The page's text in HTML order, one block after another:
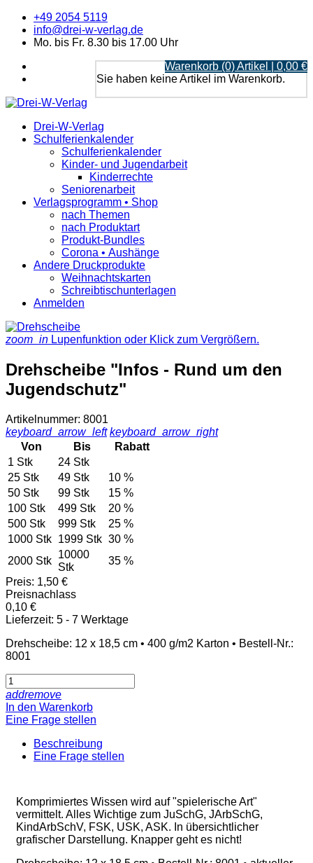
+49 2054 5119
info@drei-w-verlag.de
Mo. bis Fr. 8.30 bis 17.00 Uhr
Warenkorb (0) Artikel | 0,00 €
Sie haben keine Artikel im Warenkorb.
Drei-W-Verlag
Schulferienkalender
Schulferienkalender
Kinder- und Jugendarbeit
Kinderrechte
Seniorenarbeit
Verlagsprogramm • Shop
nach Themen
nach Produktart
Produkt-Bundles
Corona • Aushänge
Andere Druckprodukte
Weihnachtskarten
Schreibtischunterlagen
Anmelden
zoom_in Lupenfunktion oder Klick zum Vergrößern.
Drehscheibe "Infos - Rund um den
Jugendschutz"
Artikelnummer: 8001
keyboard_arrow_left keyboard_arrow_right
Von
Bis
Rabatt
1 Stk
24 Stk
25 Stk
49 Stk
10 %
50 Stk
99 Stk
15 %
100 Stk
499 Stk
20 %
500 Stk
999 Stk
25 %
1000 Stk 1999 Stk 30 %
2000 Stk
10000
Stk
35 %
Preis: 1,50 €
Preisnachlass
0,10 €
Lieferzeit: 5 - 7 Werktage
Drehscheibe: 12 x 18,5 cm • 400 g/m2 Karton • Bestell-Nr.:
8001
addremove
In den Warenkorb
Eine Frage stellen
Beschreibung
Eine Frage stellen
Komprimiertes Wissen wird auf "spielerische Art"
vermittelt. Alles Wichtige zum JuSchG, JArbSchG,
KindArbSchV, FSK, USK, ASK. In übersichtlicher
grafischer Darstellung. Knapper geht es nicht!